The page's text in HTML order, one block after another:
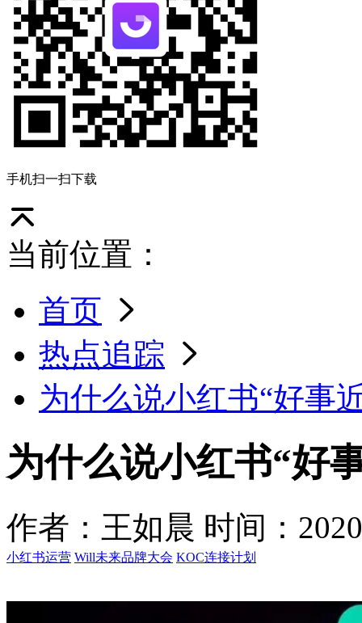
手机扫一扫下载
当前位置：
首页
热点追踪
为什么说小红书“好事
为什么说小红书“好
作者：王如晨 时间：
小红书运营 Will未来品牌大会 KOC连接计划